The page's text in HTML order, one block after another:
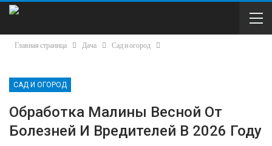
Главная страница Дача Сад и огород
САД И ОГОРОД
Обработка Малины Весной От
Болезней И Вредителей В 2026 Году